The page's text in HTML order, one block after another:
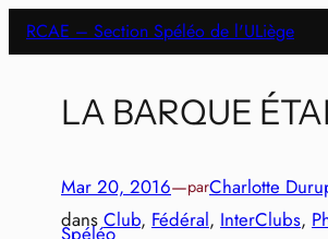
Aller
au
RCAE – Section Spéléo de l'ULiège
LA BARQUE
Mar 20, 2016—parCharlotte
dans Club, Fédéral, InterClubs,
Spéléo